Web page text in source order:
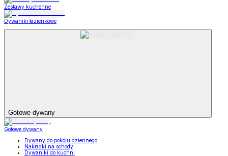
Zestawy kuchenne
Dywaniki łazienkowe
Gotowe dywany
Gotowe dywany
Dywany do pokoju dziennego
Nakładki na schody
Dywaniki do kuchni